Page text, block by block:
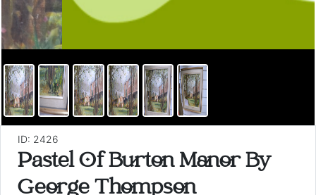
ID: 2426
Pastel Of Burton Manor By
George Thompson